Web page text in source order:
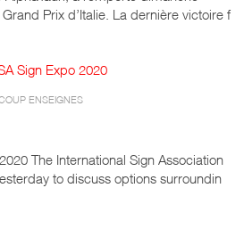
Prix d’Italie. La dernière victoire f
ENSEIGNES
The International Sign Association
to discuss options surroundin